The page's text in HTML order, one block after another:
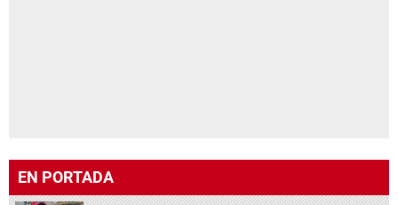
EN PORTADA